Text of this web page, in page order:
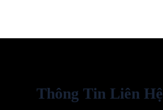
Thông Tin Liên Hệ